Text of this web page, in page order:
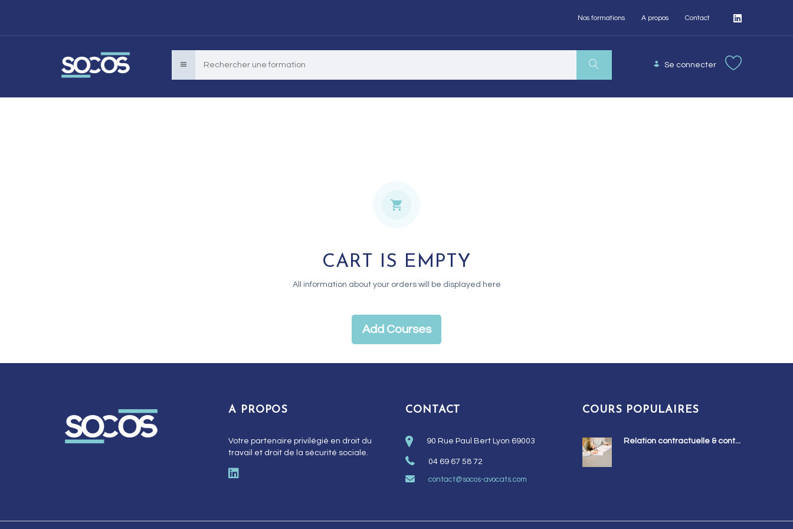
Nos formations A propos Contact
Se connecter
CART IS EMPTY
All information about your orders will be displayed here
Add Courses
A PROPOS
Votre partenaire privilégié en droit du
travail et droit de la sécurité sociale.
CONTACT
90 Rue Paul Bert Lyon 69003
04 69 67 58 72
contact@socos-avocats.com
COURS POPULAIRES
Relation contractuelle & cont...